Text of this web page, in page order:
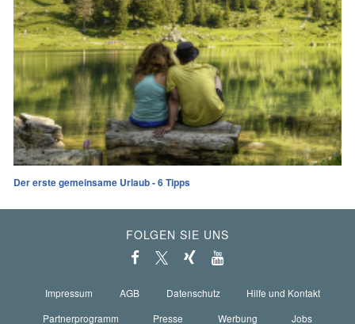
Der erste gemeinsame Urlaub - 6 Tipps
FOLGEN SIE UNS
Impressum AGB Datenschutz
Hilfe und Kontakt
Partnerprogramm
Presse Werbung Jobs